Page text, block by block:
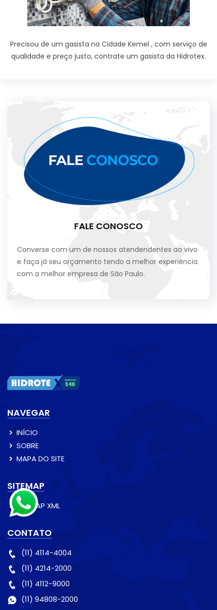
Precisou de um gasista na Cidade Kemel , com serviço de
qualidade e preço justo, contrate um gasista da Hidrotex.
FALE CONOSCO
Converse com um de nossos atendendentes ao vivo
e faça já seu orçamento tendo a melhor experiência
com a melhor empresa de São Paulo.
NAVEGAR
INÍCIO
SOBRE
MAPA DO SITE
SITEMAP
SITEMAP XML
CONTATO
(11) 4114-4004
(11) 4214-2000
(11) 4112-9000
(11) 94808-2000